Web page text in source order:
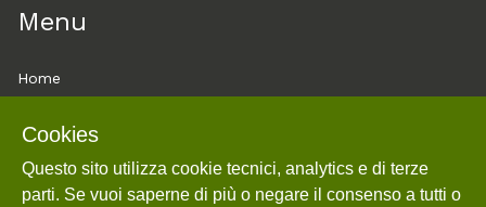
Menu
Home
Esplora
Mostre
Cookies
Questo sito utilizza cookie tecnici, analytics e di terze
parti. Se vuoi saperne di più o negare il consenso a tutti o